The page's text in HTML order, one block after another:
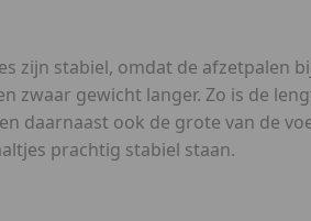
zijn stabiel, omdat de afzetpalen
zwaar gewicht langer. Zo is de
daarnaast ook de grote van de
prachtig stabiel staan.